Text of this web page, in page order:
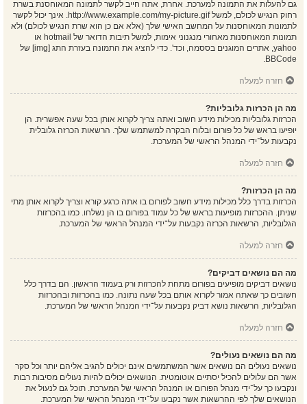
גם להעלות את התמונה למערכת. אחרת, אתה חייב לקשר לתמונה המאוחסנת בשרת
רחוק הנגיש לכולם, למשל http://www.example.com/my-picture.gif. אינך יכול לקשר
לתמונות המאוחסנות על המחשב האישי שלך (אלא אם כן הוא שרת הנגיש לכולם) ולא
תמונות המאוחסנות מאחורי מנגנוני אימות, למשל תיבות הדואר של hotmail או
yahoo, אתרים המוגנים בססמה, וכד'. כדי להציג את התמונה בעזרת התג [img] של
BBCode.
חזרה למעלה
מה הן הכרזות גלובליות?
הכרזות גלובליות מכילות מידע חשוב ואתה צריך לקרוא אותן בכל שעה אפשרית. הן
יופיעו בראש של כל פורום ובלוח הבקרה למשתמש שלך. הרשאות הכרזה גלובלית
נקבעות על־ידי המנהל הראשי של המערכת.
חזרה למעלה
מה הן הכרזות?
הכרזות בדרך כלל מכילות מידע חשוב לפורום בו אתה כרגע קורא וצריך לקרוא אותן מתי
שניתן. ההכרזות מופיעות בראש של כל עמוד בפורום בו הן נשלחו. כמו בהכרזות
הגלובליות, הרשאות הכרזה נקבעות על־ידי המנהל הראשי של המערכת.
חזרה למעלה
מה הם נושאים דביקים?
נושאים דביקים מופיעים בפורום מתחת להכרזות ורק בעמוד הראשון. הם בדרך כלל
חשובים כך שאתה אמור לקרוא אותם בכל שעה נתונה. כמו בהכרזות ובהכרזות
הגלובליות, הרשאות נושא דביק נקבעות על־ידי המנהל הראשי של המערכת.
חזרה למעלה
מה הם נושאים נעולים?
נושאים נעולים הם נושאים אשר המשתמשים אינם יכולים להגיב אליהם יותר וכל סקר
אשר הם עלולים להכיל יסתיים אוטומטית. הנושאים יכולים להיות נעולים מסיבות רבות
ונקבעו כך על־ידי מנהל הפורום או המנהל הראשי של המערכת. תוכל גם לנעול את
הנושאים שלך לפי ההרשאות אשר נקבעו על־ידי המנהל הראשי של המערכת.